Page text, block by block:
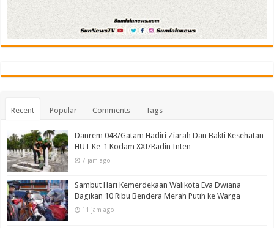
Recent Popular Comments Tags
Danrem 043/Gatam Hadiri Ziarah Dan Bakti Kesehatan
HUT Ke-1 Kodam XXI/Radin Inten
7 jam ago
Sambut Hari Kemerdekaan Walikota Eva Dwiana
Bagikan 10 Ribu Bendera Merah Putih ke Warga
11 jam ago